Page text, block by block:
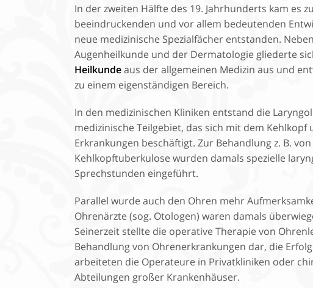
In der zweiten Hälfte des 19. Jahrhunderts kam es
beeindruckenden und vor allem bedeutenden
neue medizinische Spezialfächer entstanden.
Augenheilkunde und der Dermatologie gliederte
Heilkundeaus der allgemeinen Medizin aus und
zu einem eigenständigen Bereich.
In den medizinischen Kliniken entstand die
medizinische Teilgebiet, das sich mit dem Kehlkopf
Erkrankungen beschäftigt. Zur Behandlung z. B. von
Kehlkopftuberkulose wurden damals spezielle
Sprechstunden eingeführt.
Parallel wurde auch den Ohren mehr
Ohrenärzte (sog. Otologen) waren damals
Seinerzeit stellte die operative Therapie von
Behandlung von Ohrenerkrankungen dar, die
arbeiteten die Operateure in Privatkliniken oder
Abteilungen großer Krankenhäuser.